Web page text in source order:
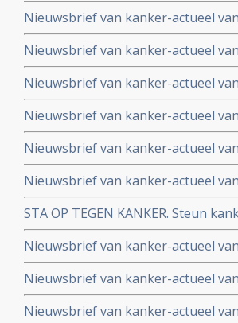
Nieuwsbrief van kanker-actueel
Nieuwsbrief van kanker-actueel
Nieuwsbrief van kanker-actueel
Nieuwsbrief van kanker-actueel
Nieuwsbrief van kanker-actueel
Nieuwsbrief van kanker-actueel
STA OP TEGEN KANKER. Steun
naar niet-toxische middelen en
Nieuwsbrief van kanker-actueel
Nieuwsbrief van kanker-actueel
Nieuwsbrief van kanker-actueel